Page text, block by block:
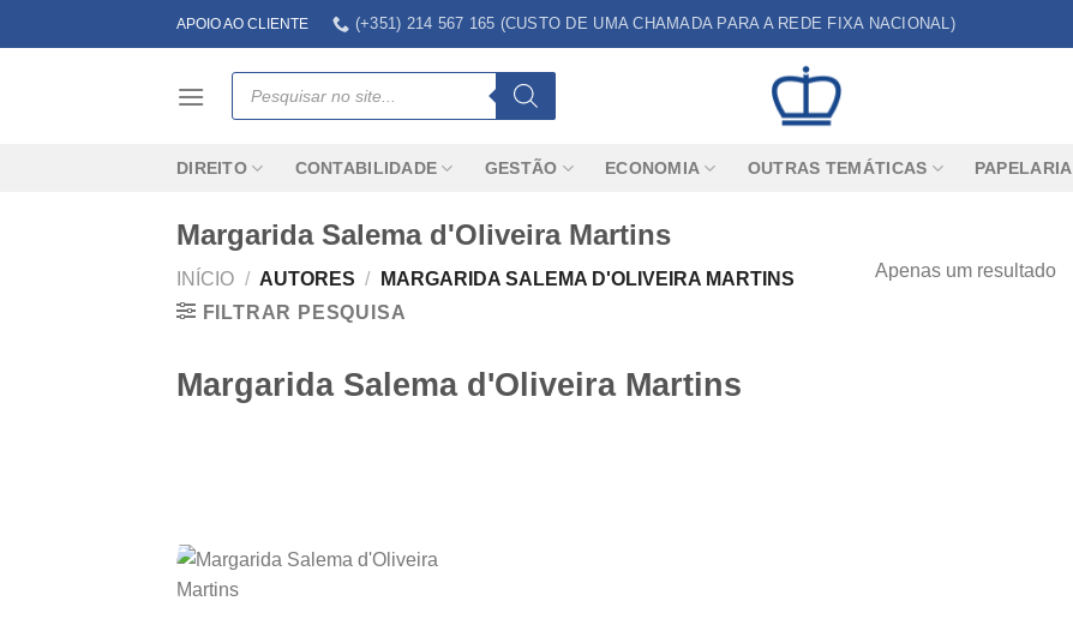
to
APOIO AO CLIENTE (+351) 214 567 165 (CUSTO DE UMA CHAMADA PARA A REDE FIXA NACIONAL)
Products
search
DIREITO CONTABILIDADE GESTÃO ECONOMIA OUTRAS TEMÁTICAS PAPELARIA
Margarida Salema d'Oliveira Martins
INÍCIO / AUTORES /
MARGARIDA SALEMA D'OLIVEIRA MARTINS
FILTRAR PESQUISA
Apenas um resultado
Margarida Salema d'Oliveira Martins